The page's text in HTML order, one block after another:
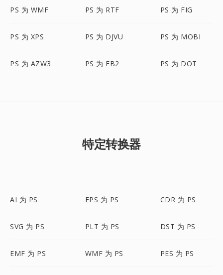
PS 为 WMF PS 为 RTF PS 为 FIG
PS 为 XPS PS 为 DJVU PS 为 MOBI
PS 为 AZW3 PS 为 FB2 PS 为 DOT
特定转换器
AI 为 PS EPS 为 PS CDR 为 PS
SVG 为 PS PLT 为 PS DST 为 PS
EMF 为 PS WMF 为 PS PES 为 PS